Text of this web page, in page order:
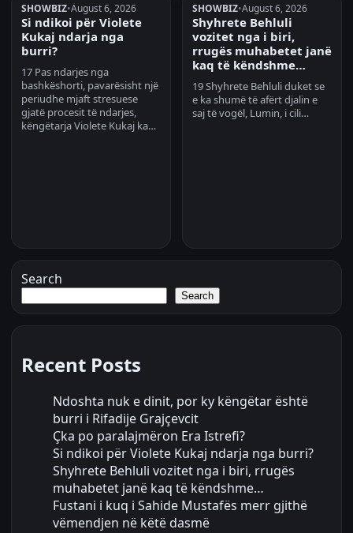
SHOWBIZ•August 6, 2026
Si ndikoi për Violete
Kukaj ndarja nga
burri?
17 Pas ndarjes nga
bashkëshorti, pavarësisht një
periudhe mjaft stresuese
gjatë procesit të ndarjes,
këngëtarja Violete Kukaj ka…
SHOWBIZ•August 6, 2026
Shyhrete Behluli
vozitet nga i biri,
rrugës muhabetet janë
kaq të këndshme…
19 Shyhrete Behluli duket se
e ka shumë të afërt djalin e
saj të vogël, Lumin, i cili…
Search
Search
Recent Posts
Ndoshta nuk e dinit, por ky këngëtar është
burri i Rifadije Grajçevcit
Çka po paralajmëron Era Istrefi?
Si ndikoi për Violete Kukaj ndarja nga burri?
Shyhrete Behluli vozitet nga i biri, rrugës
muhabetet janë kaq të këndshme…
Fustani i kuq i Sahide Mustafës merr gjithë
vëmendjen në këtë dasmë